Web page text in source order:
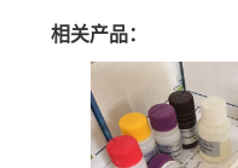
相关产品：